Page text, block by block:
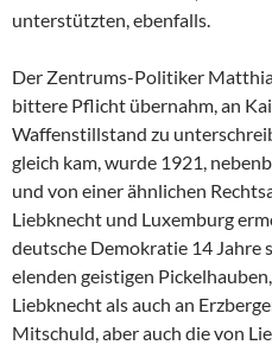
unterstützten, ebenfalls.
Der Zentrums-Politiker
bittere Pflicht übernahm, an
Waffenstillstand zu
gleich kam, wurde 1921,
und von einer ähnlichen
Liebknecht und Luxemburg
deutsche Demokratie 14 Jahre
elenden geistigen
Liebknecht als auch an
Mitschuld, aber auch die von